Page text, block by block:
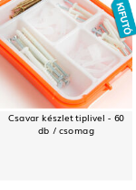
Csavar készlet tiplivel - 60
db / csomag